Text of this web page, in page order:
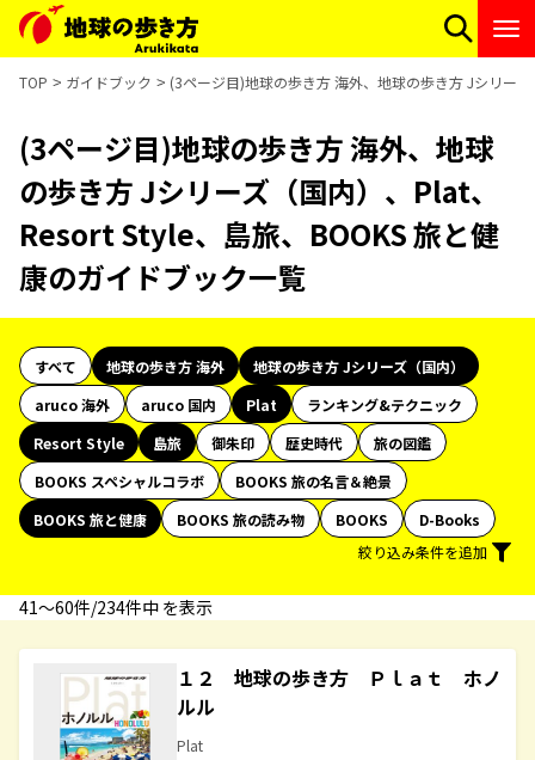
TOP ガイドブック (3ページ目)地球の歩き方 海外、地球の歩き方 Jシリー
(3ページ目)地球の歩き方 海外、地球
の歩き方 Jシリーズ（国内）、Plat、
Resort Style、島旅、BOOKS 旅と健
康のガイドブック一覧
すべて 地球の歩き方 海外
地球の歩き方 Jシリーズ（国内）
aruco 海外
aruco 国内 Plat
ランキング&テクニック
Resort Style
島旅 御朱印 歴史時代
旅の図鑑
BOOKS スペシャルコラボ
BOOKS 旅の名言＆絶景
BOOKS 旅と健康
BOOKS 旅の読み物 BOOKS
D-Books
絞り込み条件を追加
41〜60件/234件中 を表示
１２ 地球の歩き方 Ｐｌａｔ ホノ
ルル
Plat